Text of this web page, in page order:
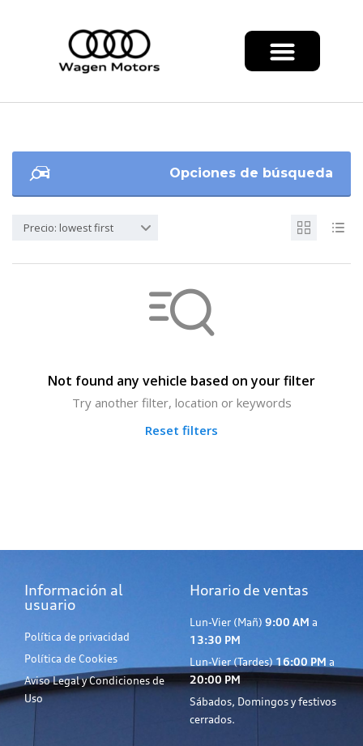
Opciones de búsqueda
Precio: lowest first
Not found any vehicle based on your filter
Try another filter, location or keywords
Reset filters
Información al
usuario
Política de privacidad
Política de Cookies
Aviso Legal y Condiciones de
Uso
Horario de ventas
Lun-Vier (Mañ) 9:00 AM a
13:30 PM
Lun-Vier (Tardes) 16:00 PM a
20:00 PM
Sábados, Domingos y festivos
cerrados.